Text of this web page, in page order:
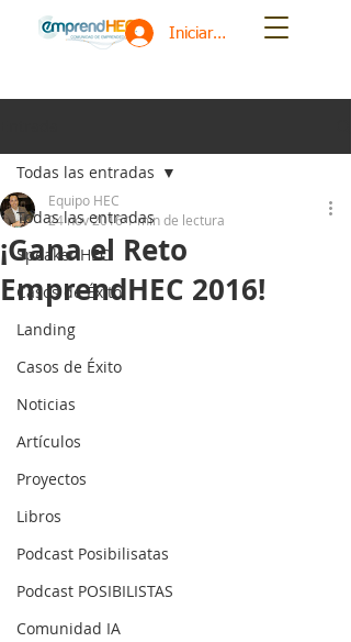
Iniciar sesión
Todas las entradas
Speaker HEC
Casos de Éxito
Landing
Casos de Éxito
Noticias
Artículos
Proyectos
Libros
Podcast Posibilisatas
Podcast POSIBILISTAS
Comunidad IA
Todas las entradas
¡Gana el Reto
EmprendHEC 2016!
Equipo HEC
24 nov 20161 min de lectura